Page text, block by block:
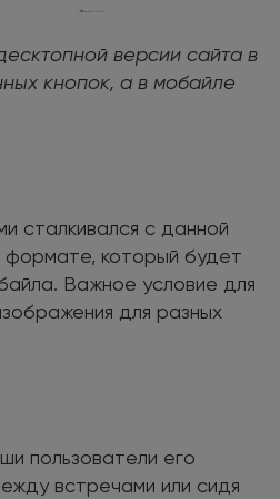
версии сайта в
кнопок, а в мобайле
сталкивался с данной
формате, который будет
Важное условие для
для разных
пользователи его
встречами или сидя